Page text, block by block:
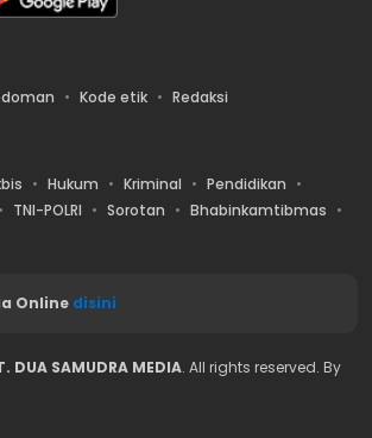
Kode etik Redaksi
Hukum Kriminal
Pendidikan
TNI-POLRI Sorotan
Bhabinkamtibmas
Online disini
DUA SAMUDRA MEDIA. All rights reserved. By